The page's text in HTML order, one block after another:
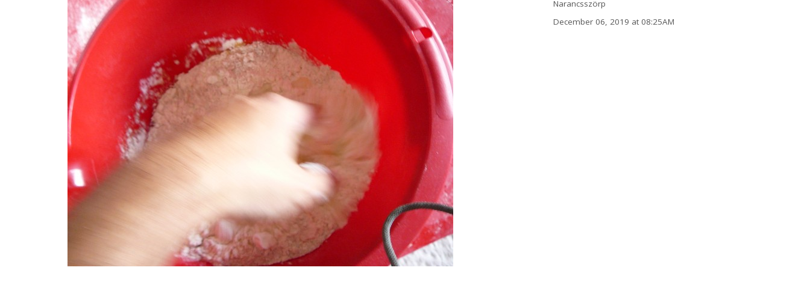
Narancsszörp
December 06, 2019 at 08:25AM